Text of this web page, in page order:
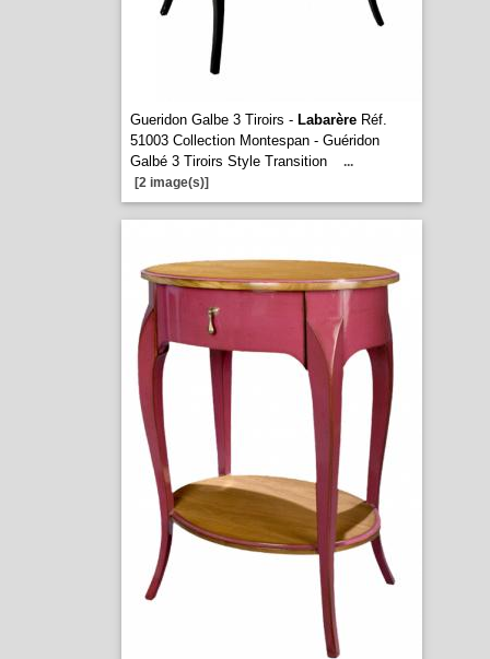
Gueridon Galbe 3 Tiroirs - LabarèreRéf.
51003 Collection Montespan - Guéridon
Galbé 3 Tiroirs Style Transition
...
[2 image(s)]